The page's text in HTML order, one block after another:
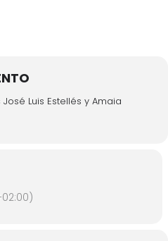
Luis Estellés y Amaia